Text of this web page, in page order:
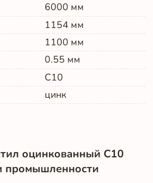
6000 мм
1154 мм
1100 мм
0.55 мм
С10
цинк
оцинкованный С10
промышленности